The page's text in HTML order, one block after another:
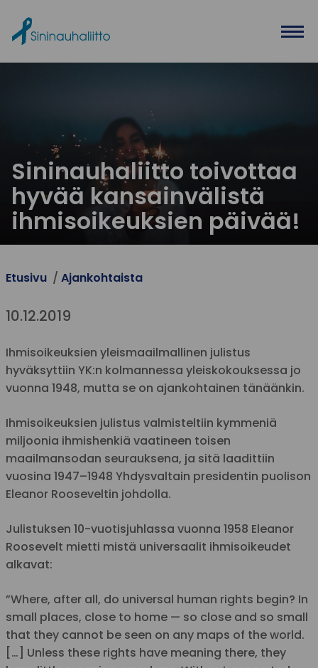
Sininauhaliitto toivottaa
hyvää kansainvälistä
ihmisoikeuksien päivää!
Etusivu Ajankohtaista
10.12.2019
Ihmisoikeuksien yleismaailmallinen julistus
hyväksyttiin YK:n kolmannessa yleiskokouksessa jo
vuonna 1948, mutta se on ajankohtainen tänäänkin.
Ihmisoikeuksien julistus valmisteltiin kymmeniä
miljoonia ihmishenkiä vaatineen toisen
maailmansodan seurauksena, ja sitä laadittiin
vuosina 1947–1948 Yhdysvaltain presidentin puolison
Eleanor Rooseveltin johdolla.
Julistuksen 10-vuotisjuhlassa vuonna 1958 Eleanor
Roosevelt mietti mistä universaalit ihmisoikeudet
alkavat:
”Where, after all, do universal human rights begin? In
small places, close to home — so close and so small
that they cannot be seen on any maps of the world.
[…] Unless these rights have meaning there, they